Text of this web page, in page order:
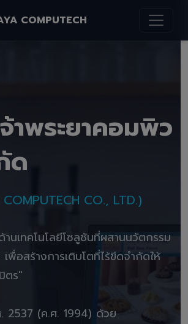
COMPUTECH
าพระยาคอมพิว
ด
CO., LTD.)
านเทคโนโลยีโซลูชันที่ผสานนวัตกรรม
พื่อสร้างการเติบโตที่ไร้ขีดจำกัดให้
ตร"
2537 (ค.ศ. 1994) ด้วย